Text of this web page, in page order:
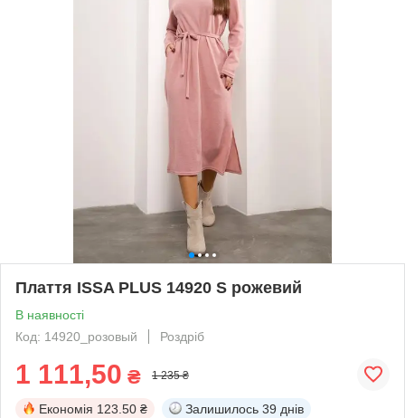
Плаття ISSA PLUS 14920 S рожевий
В наявності
Код: 14920_розовый
Роздріб
1 111,50 ₴ 1 235 ₴
Економія 123.50 ₴ Залишилось 39 днів